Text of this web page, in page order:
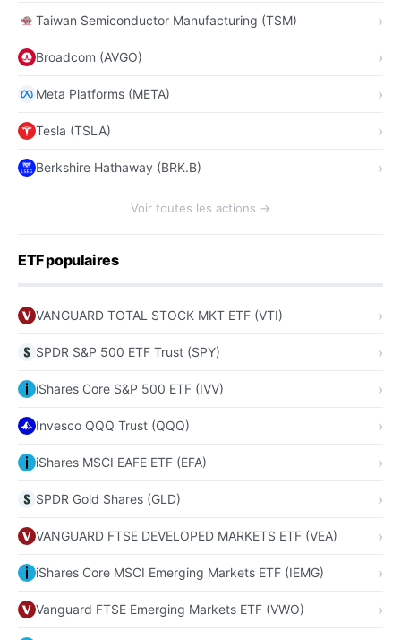
Taiwan Semiconductor Manufacturing (TSM)
Broadcom (AVGO)
Meta Platforms (META)
Tesla (TSLA)
Berkshire Hathaway (BRK.B)
Voir toutes les actions →
ETF populaires
VANGUARD TOTAL STOCK MKT ETF (VTI)
SPDR S&P 500 ETF Trust (SPY)
iShares Core S&P 500 ETF (IVV)
Invesco QQQ Trust (QQQ)
iShares MSCI EAFE ETF (EFA)
SPDR Gold Shares (GLD)
VANGUARD FTSE DEVELOPED MARKETS ETF (VEA)
iShares Core MSCI Emerging Markets ETF (IEMG)
Vanguard FTSE Emerging Markets ETF (VWO)